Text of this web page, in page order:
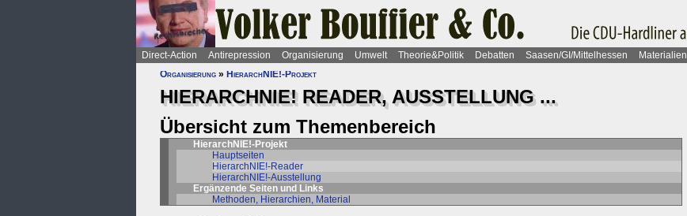
Direct-Action Antirepression Organisierung Umwelt Theorie&Politik Debatten Saasen/GI/Mittelhessen Materialien
Organisierung » HierarchNIE!-Projekt
HIERARCHNIE! READER, AUSSTELLUNG ...
Übersicht zum Themenbereich
HierarchNIE!-Projekt
Hauptseiten
HierarchNIE!-Reader
HierarchNIE!-Ausstellung
Ergänzende Seiten und Links
Methoden, Hierarchien, Material